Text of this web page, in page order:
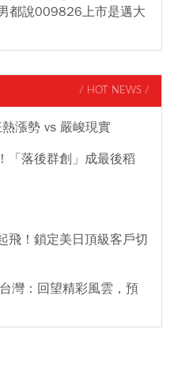
都說009826上市是邁大
/ HOT NEWS /
漲勢 vs 嚴峻現實
「落後群創」成最後稻
飛！鎖定美日頂級客戶切
灣：回望精彩風雲，預